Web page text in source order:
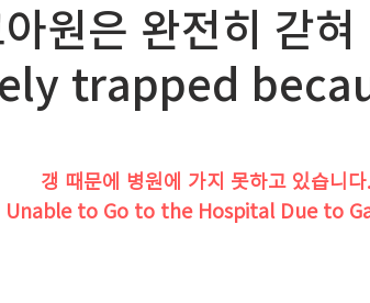
원은 완전히 갇혀
trapped
갱 때문에 병원에 가지 못하고 있습니다.
Unable to Go to the Hospital Due to